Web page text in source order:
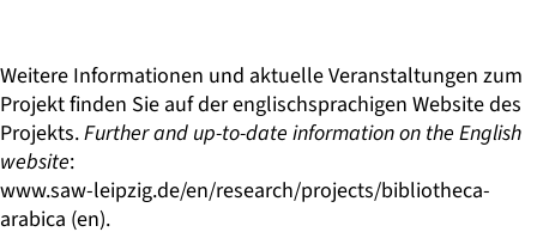
Weitere Informationen und aktuelle Veranstaltungen zum
Projekt finden Sie auf der englischsprachigen Website des
Projekts.Further and up-to-date information on the English
website:
www.saw-leipzig.de/en/research/projects/bibliotheca-
arabica (en).